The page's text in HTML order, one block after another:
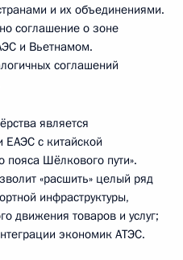
и их объединениями.
соглашение о зоне
и Вьетнамом.
соглашений
является
ЕАЭС с китайской
пояса Шёлкового пути».
«расшить» целый ряд
инфраструктуры,
движения товаров и услуг;
экономик АТЭС.